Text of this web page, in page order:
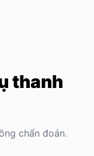
thanh
chẩn đoán.